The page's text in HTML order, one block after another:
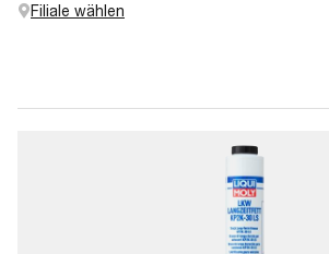
Filiale wählen